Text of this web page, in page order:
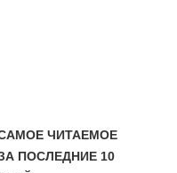
ЧИТАЕМОЕ
ПОСЛЕДНИЕ 10